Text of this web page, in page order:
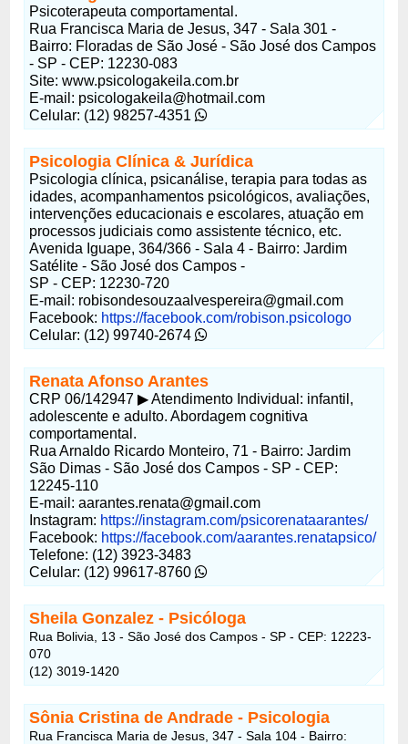
Psicoterapeuta comportamental.
Rua Francisca Maria de Jesus, 347 - Sala 301 -
Bairro: Floradas de São José - São José dos Campos
- SP - CEP: 12230-083
Site: www.psicologakeila.com.br
E-mail: psicologakeila@hotmail.com
Celular: (12) 98257-4351
Psicologia Clínica & Jurídica
Psicologia clínica, psicanálise, terapia para todas as
idades, acompanhamentos psicológicos, avaliações,
intervenções educacionais e escolares, atuação em
processos judiciais como assistente técnico, etc.
Avenida Iguape, 364/366 - Sala 4 - Bairro: Jardim
Satélite - São José dos Campos -
SP - CEP: 12230-720
E-mail: robisondesouzaalvespereira@gmail.com
Facebook: https://facebook.com/robison.psicologo
Celular: (12) 99740-2674
Renata Afonso Arantes
CRP 06/142947 ▶ Atendimento Individual: infantil,
adolescente e adulto. Abordagem cognitiva
comportamental.
Rua Arnaldo Ricardo Monteiro, 71 - Bairro: Jardim
São Dimas - São José dos Campos - SP - CEP:
12245-110
E-mail: aarantes.renata@gmail.com
Instagram: https://instagram.com/psicorenataarantes/
Facebook: https://facebook.com/aarantes.renatapsico/
Telefone: (12) 3923-3483
Celular: (12) 99617-8760
Sheila Gonzalez - Psicóloga
Rua Bolivia, 13 - São José dos Campos - SP - CEP: 12223-
070
(12) 3019-1420
Sônia Cristina de Andrade - Psicologia
Rua Francisca Maria de Jesus, 347 - Sala 104 - Bairro: